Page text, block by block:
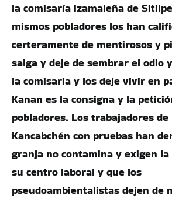
la comisaría izamaleña de
mismos pobladores los han
certeramente de mentirosos y
salga y deje de sembrar el odio
la comisaria y los deje vivir en
Kanan es la consigna y la
pobladores. Los trabajadores
Kancabchén con pruebas han
granja no contamina y exigen
su centro laboral y que los
pseudoambientalistas dejen de